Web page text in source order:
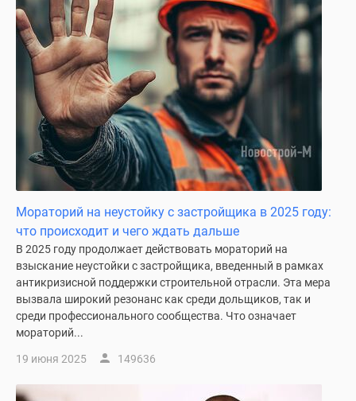
Мораторий на неустойку с застройщика в 2025 году:
что происходит и чего ждать дальше
В 2025 году продолжает действовать мораторий на
взыскание неустойки с застройщика, введенный в рамках
антикризисной поддержки строительной отрасли. Эта мера
вызвала широкий резонанс как среди дольщиков, так и
среди профессионального сообщества. Что означает
мораторий...
19 июня 2025 149636